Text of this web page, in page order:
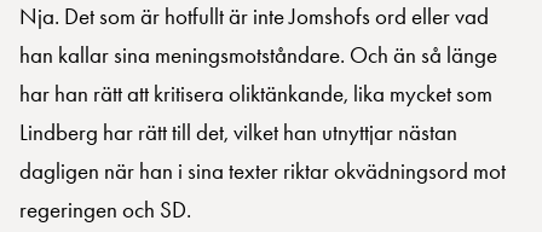
Nja. Det som är hotfullt är inte Jomshofs ord eller vad
han kallar sina meningsmotståndare. Och än så länge
har han rätt att kritisera oliktänkande, lika mycket som
Lindberg har rätt till det, vilket han utnyttjar nästan
dagligen när han i sina texter riktar okvädningsord mot
regeringen och SD.